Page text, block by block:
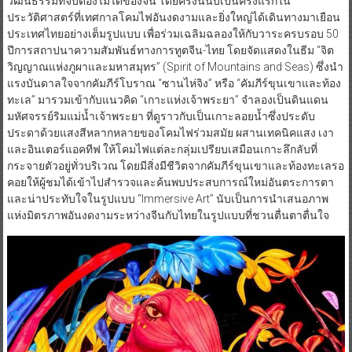
ประวัติศาสตร์ที่เทศกาลโคมไฟอันงดงามและยิ่งใหญ่ได้เดินทางมาเยือน
ประเทศไทยอย่างเต็มรูปแบบ เพื่อร่วมเฉลิมฉลองให้กับวาระครบรอบ 50
ปีการสถาปนาความสัมพันธ์ทางการทูตจีน-ไทย โดยจัดแสดงในธีม “จิต
วิญญาณแห่งภูผาและมหาสมุทร” (Spirit of Mountains and Seas) ซึ่งนำ
แรงบันดาลใจจากคัมภีร์โบราณ “ซานไห่จิง” หรือ “คัมภีร์ขุนเขาและท้อง
ทะเล” มารวมเข้ากับแนวคิด “เกาะแห่งเจ้าพระยา” จำลองเป็นดินแดน
มหัศจรรย์ริมแม่น้ำเจ้าพระยา ที่ดูราวกับเป็นเกาะลอยน้ำซึ่งประดับ
ประดาด้วยแสงสีหลากหลายของโคมไฟร่วมสมัย ผสานเทคนิคแสง เงา
และอินเตอร์แอคทีฟ ให้โคมไฟแต่ละกลุ่มเปรียบเสมือนเกาะลึกลับที่
กระจายตัวอยู่ทั่วบริเวณ โดยมีสิ่งมีชีวิตจากคัมภีร์ขุนเขาและท้องทะเลรอ
คอยให้ผู้ชมได้เข้าไปสำรวจและค้นพบประสบการณ์ใหม่อันตระการตา
และน่าประทับใจในรูปแบบ “Immersive Art” นับเป็นการนำเสนอภาพ
แห่งมิตรภาพอันงดงามระหว่างจีนกับไทยในรูปแบบที่ชวนตื่นตาตื่นใจ